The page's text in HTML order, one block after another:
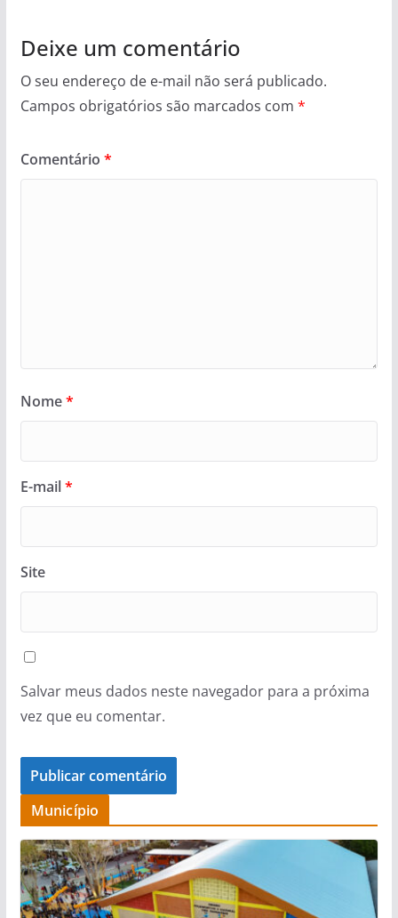
Deixe um comentário
O seu endereço de e-mail não será publicado.
Campos obrigatórios são marcados com *
Comentário *
Nome*
E-mail*
Site
Salvar meus dados neste navegador para a próxima
vez que eu comentar.
Município